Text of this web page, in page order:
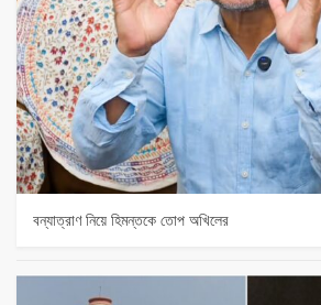
বন্যাত্রাণ নিয়ে হিমন্তকে তোপ অখিলের